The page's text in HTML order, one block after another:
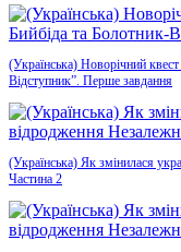
(Українська) Новорічний
Відступник”. Перше завдання
(Українська) Як змінилася
Частина 2